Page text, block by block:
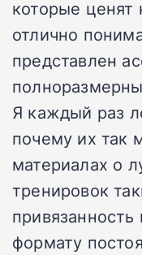
которые ценят
отлично
представлен
Я каждый раз
почему их так
материалах о
тренировок
формату